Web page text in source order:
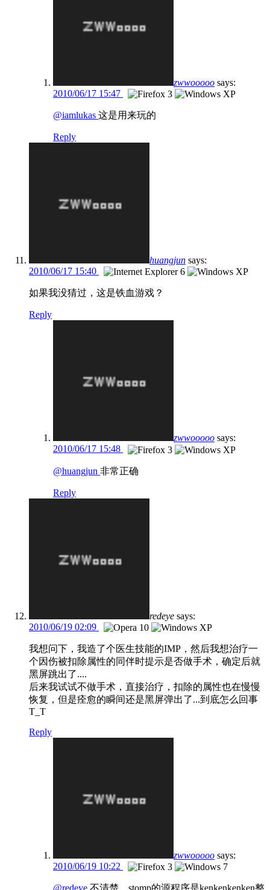
zwwooooo says:
2010/06/17 15:47
@iamlukas 这是用来玩的
Reply
huangjun says:
2010/06/17 15:40
如果我没猜过，这是铁血游戏？
Reply
zwwooooo says:
2010/06/17 15:48
@huangjun 非常正确
Reply
redeye says:
2010/06/19 02:09
我想问下，我造了个医生技能的IMP，然后我想治疗一
个因伤被扣除属性的同伴时提示是否做手术，确定后就
黑屏跳出了....
后来我试试不做手术，直接治疗，扣除的属性也在慢慢
恢复，但是痊愈的瞬间还是黑屏弹出了...到底怎么回事
T_T
Reply
zwwooooo says:
2010/06/19 10:22